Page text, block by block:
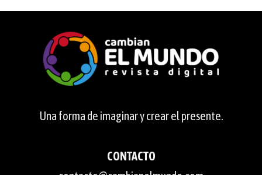
Una forma de imaginar y crear el presente.
CONTACTO